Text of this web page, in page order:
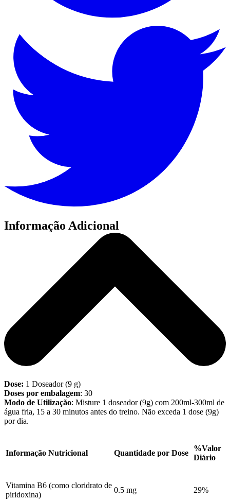
Informação Adicional
Dose: 1 Doseador (9 g)
Doses por embalagem: 30
Modo de Utilização: Misture 1 doseador (9g) com 200ml-300ml de
água fria, 15 a 30 minutos antes do treino. Não exceda 1 dose (9g)
por dia.
Informação Nutricional Quantidade por Dose
%Valor
Diário
Vitamina B6 (como cloridrato de
piridoxina)
0.5 mg 29%